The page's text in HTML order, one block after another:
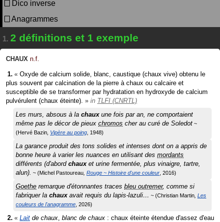
Dico inverse
Anagrammes
1. 2 définitions et 1 exemple
CHAUX n.f.
« Oxyde de calcium solide, blanc, caustique (chaux vive) obtenu le
plus souvent par calcination de la pierre à chaux ou calcaire et
susceptible de se transformer par hydratation en hydroxyde de calcium
pulvérulent (chaux éteinte). » in TLFI (CNRTL)
Les murs, absous à la chauxune fois par an, ne comportaient
même pas le décor de pieux chromos cher au curé de Soledot
Hervé Bazin Vipère au poing 1948
La garance produit des tons solides et intenses dont on a appris de
bonne heure à varier les nuances en utilisant des mordants
différents (d'abord chauxet urine fermentée, plus vinaigre, tartre,
alun).
Michel Pastoureau Rouge ~ Histoire d'une couleur 2016
Goethe remarque d'étonnantes traces bleu outremer, comme si
fabriquer la chauxavait requis du lapis-lazuli… Christian Martin Les
couleurs de l'anagramme 2026
« Lait de chaux, blanc de chaux : chaux éteinte étendue d'assez d'eau